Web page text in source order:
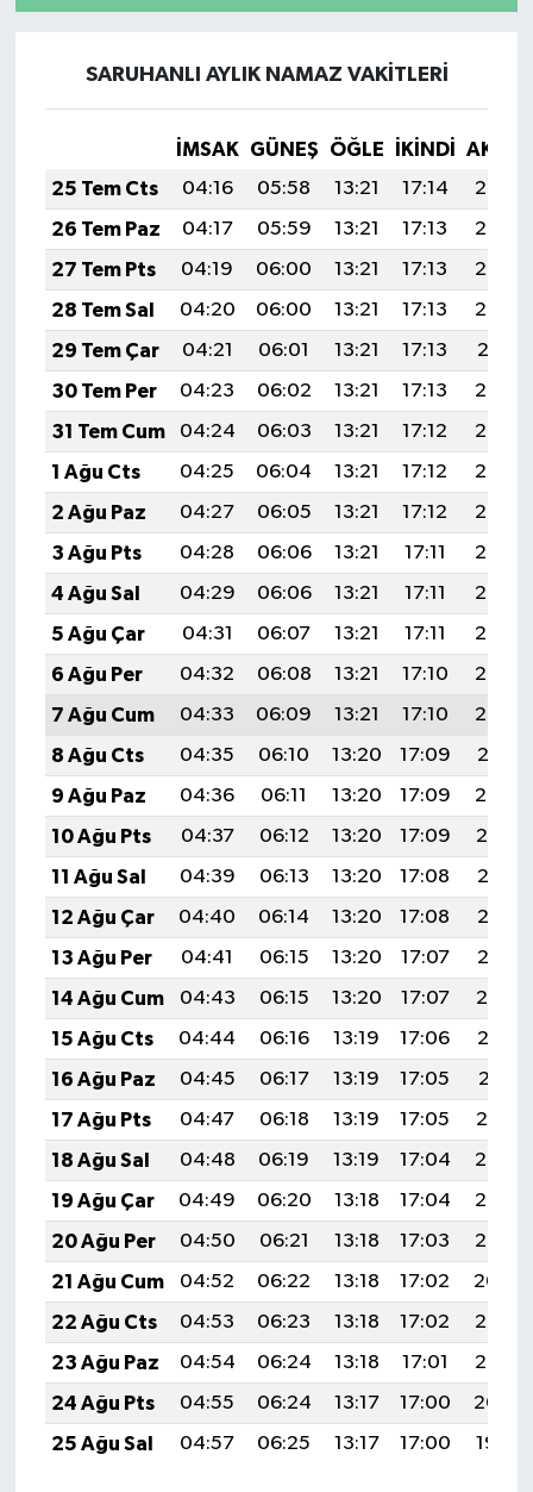
SARUHANLI AYLIK NAMAZ VAKITLERI
İMSAK GÜNEŞ ÖĞLE İKINDI
25 Tem Cts
04:16 05:58 13:21 17:14
20:35
26 Tem Paz
04:17 05:59 13:21 17:13
20:34
27 Tem Pts
04:19 06:00 13:21 17:13
20:33
28 Tem Sal
04:20 06:00 13:21 17:13
20:32
29 Tem Çar
04:21 06:01 13:21 17:13
20:31
30 Tem Per
04:23 06:02 13:21 17:13
20:30
31 Tem Cum
04:24 06:03 13:21 17:12
20:29
1 Ağu Cts
04:25 06:04 13:21 17:12
20:28
2 Ağu Paz
04:27 06:05 13:21 17:12
20:27
3 Ağu Pts
04:28 06:06 13:21 17:11
20:26
4 Ağu Sal
04:29 06:06 13:21 17:11
20:25
5 Ağu Çar
04:31 06:07 13:21 17:11
20:24
6 Ağu Per
04:32 06:08 13:21 17:10
20:23
7 Ağu Cum
04:33 06:09 13:21 17:10
20:22
8 Ağu Cts
04:35 06:10 13:20 17:09
20:21
9 Ağu Paz
04:36 06:11 13:20 17:09
20:20
10 Ağu Pts
04:37 06:12 13:20 17:09
20:19
11 Ağu Sal
04:39 06:13 13:20 17:08
20:17
12 Ağu Çar
04:40 06:14 13:20 17:08
20:16
13 Ağu Per
04:41 06:15 13:20 17:07
20:15
14 Ağu Cum
04:43 06:15 13:20 17:07
20:14
15 Ağu Cts
04:44 06:16 13:19 17:06
20:12
16 Ağu Paz
04:45 06:17 13:19 17:05
20:11
17 Ağu Pts
04:47 06:18 13:19 17:05
20:10
18 Ağu Sal
04:48 06:19 13:19 17:04
20:08
19 Ağu Çar
04:49 06:20 13:18 17:04
20:07
20 Ağu Per
04:50 06:21 13:18 17:03
20:06
21 Ağu Cum
04:52 06:22 13:18 17:02
20:04
22 Ağu Cts
04:53 06:23 13:18 17:02
20:03
23 Ağu Paz
04:54 06:24 13:18 17:01
20:02
24 Ağu Pts
04:55 06:24 13:17 17:00
20:00
25 Ağu Sal
04:57 06:25 13:17 17:00 19:59